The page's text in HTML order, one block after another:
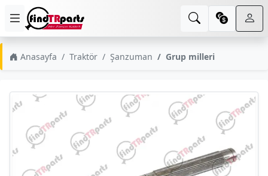
Anasayfa Traktör Şanzuman Grup milleri